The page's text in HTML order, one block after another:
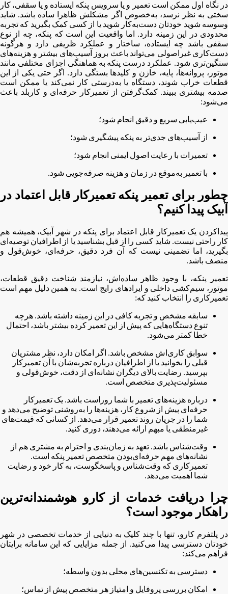
در نگاه اول ممکن است تعمیر و یا سرویس پنکه ایستاده و یا سقفی، کار
سختی به نظر نرسد، به‌خصوص اگر مشکلش ظاهرا ساده باشد. شاید
وسوسه شوید خودتان دست‌به‌کار شوید یا از کسی کمک بگیرید که تجربه
محدودی در این زمینه دارد. اما واقعیت این است که پنکه، چه از نوع
سقفی باشد چه ایستاده، ساختار و عملکرد ظریفی دارد و هرگونه
دست‌کاری غیراصولی می‌تواند باعث بروز آسیب‌های بیشتر و هزینه‌های
سنگین‌تری شود. عملکرد درست پنکه به هماهنگی اجزای مختلفی مانند
موتور، پروانه‌ها، پایه، خازن و کلیدها بستگی دارد. اگر حتی یکی از این
قطعات خراب شوند، دستگاه یا به‌درستی کار نمی‌کند یا ممکن است
صدمه بیشتری ببیند. کمک‌گرفتن از تعمیرکار حرفه‌ای و کاربلد باعث
می‌شود:
عیب‌یابی سریع و دقیق انجام شود؛
از آسیب‌های جدی‌تر به پنکه پیشگیری شود؛
تعمیرات با رعایت اصول ایمنی انجام شود؛
با تعمیر به‌موقع در زمان و هزینه صرفه‌جویی شود.
چطور برای تعمیر پنکه تعمیرکار قابل اعتماد در
آبیک پیدا کنیم؟
پیداکردن یک تعمیرکار قابل‌ اعتماد برای پنکه در شهر آبیک، همیشه هم
کار راحتی نیست. شاید کسی را از قبل بشناسید یا از اطرافیان توصیه‌ای
بگیرید، اما تضمینی نیست که آن فرد دقیق، حرفه‌ای، خوش‌قول و
منصف باشد.
تعمیر پنکه، با وجود ظاهر ساده‌اش، نیازمند شناخت دقیق قطعات،
موتور، سیم‌کشی داخلی و ایرادهای رایج است. به همین دلیل مهم است
تعمیرکاری را انتخاب کنید که:
سابقه مشخص و تجربه کافی در این زمینه داشته باشد. هرچه
تنوع دستگاه‌هایی که پیش از این تعمیر کرده بیشتر باشد، احتمال
خطا کمتر می‌شود.
سوابق کاری‌اش مشخص باشد. اگر امکان دارد، نظر مشتریان
قبلی را بخوانید یا از اطرافیان درباره تجربه‌شان با آن تعمیرکار
بپرسید. رضایت بالای دیگران نشانه‌ای از دقت، خوش‌قولی و
مسئولیت‌پذیری متخصص است.
درباره هزینه‌های تعمیر با شما روراست باشد. یک تعمیرکار
حرفه‌ای پیش از شروع کار، هزینه‌ها را به‌روشنی توضیح می‌دهد و
شما را در جریان روند تعمیر قرار می‌دهد. از کسانی که قیمت‌های
غیرمنطقی یا مبهم ارائه می‌دهند، دوری کنید.
وقت‌شناس باشد. تعهد به زمان‌بندی و احترام به مشتری هم از
نشانه‌های مهم حرفه‌ای‌بودن متخصص تعمیر پنکه است.
تعمیرکاری که وقت‌شناس و پاسخگوست، به کار خود و رضایت
شما اهمیت می‌دهد.
چرا دریافت خدمات از کارو هوشمندانه‌ترین
راهکار موجود است؟
در پلتفرم کارو، تنها با چند کلیک به دنیایی از خدمات تخصصی در شهر
خودتان دسترسی پیدا می‌کنید. از جمله مزایایی که این سامانه برایتان
فراهم می‌کند:
دسترسی به تکنسین‌های محلی بدون واسطه؛
امکان بررسی پروفایل و امتیاز هر متخصص پیش از تماس؛